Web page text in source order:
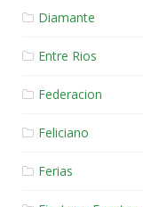
Diamante
Entre Rios
Federacion
Feliciano
Ferias